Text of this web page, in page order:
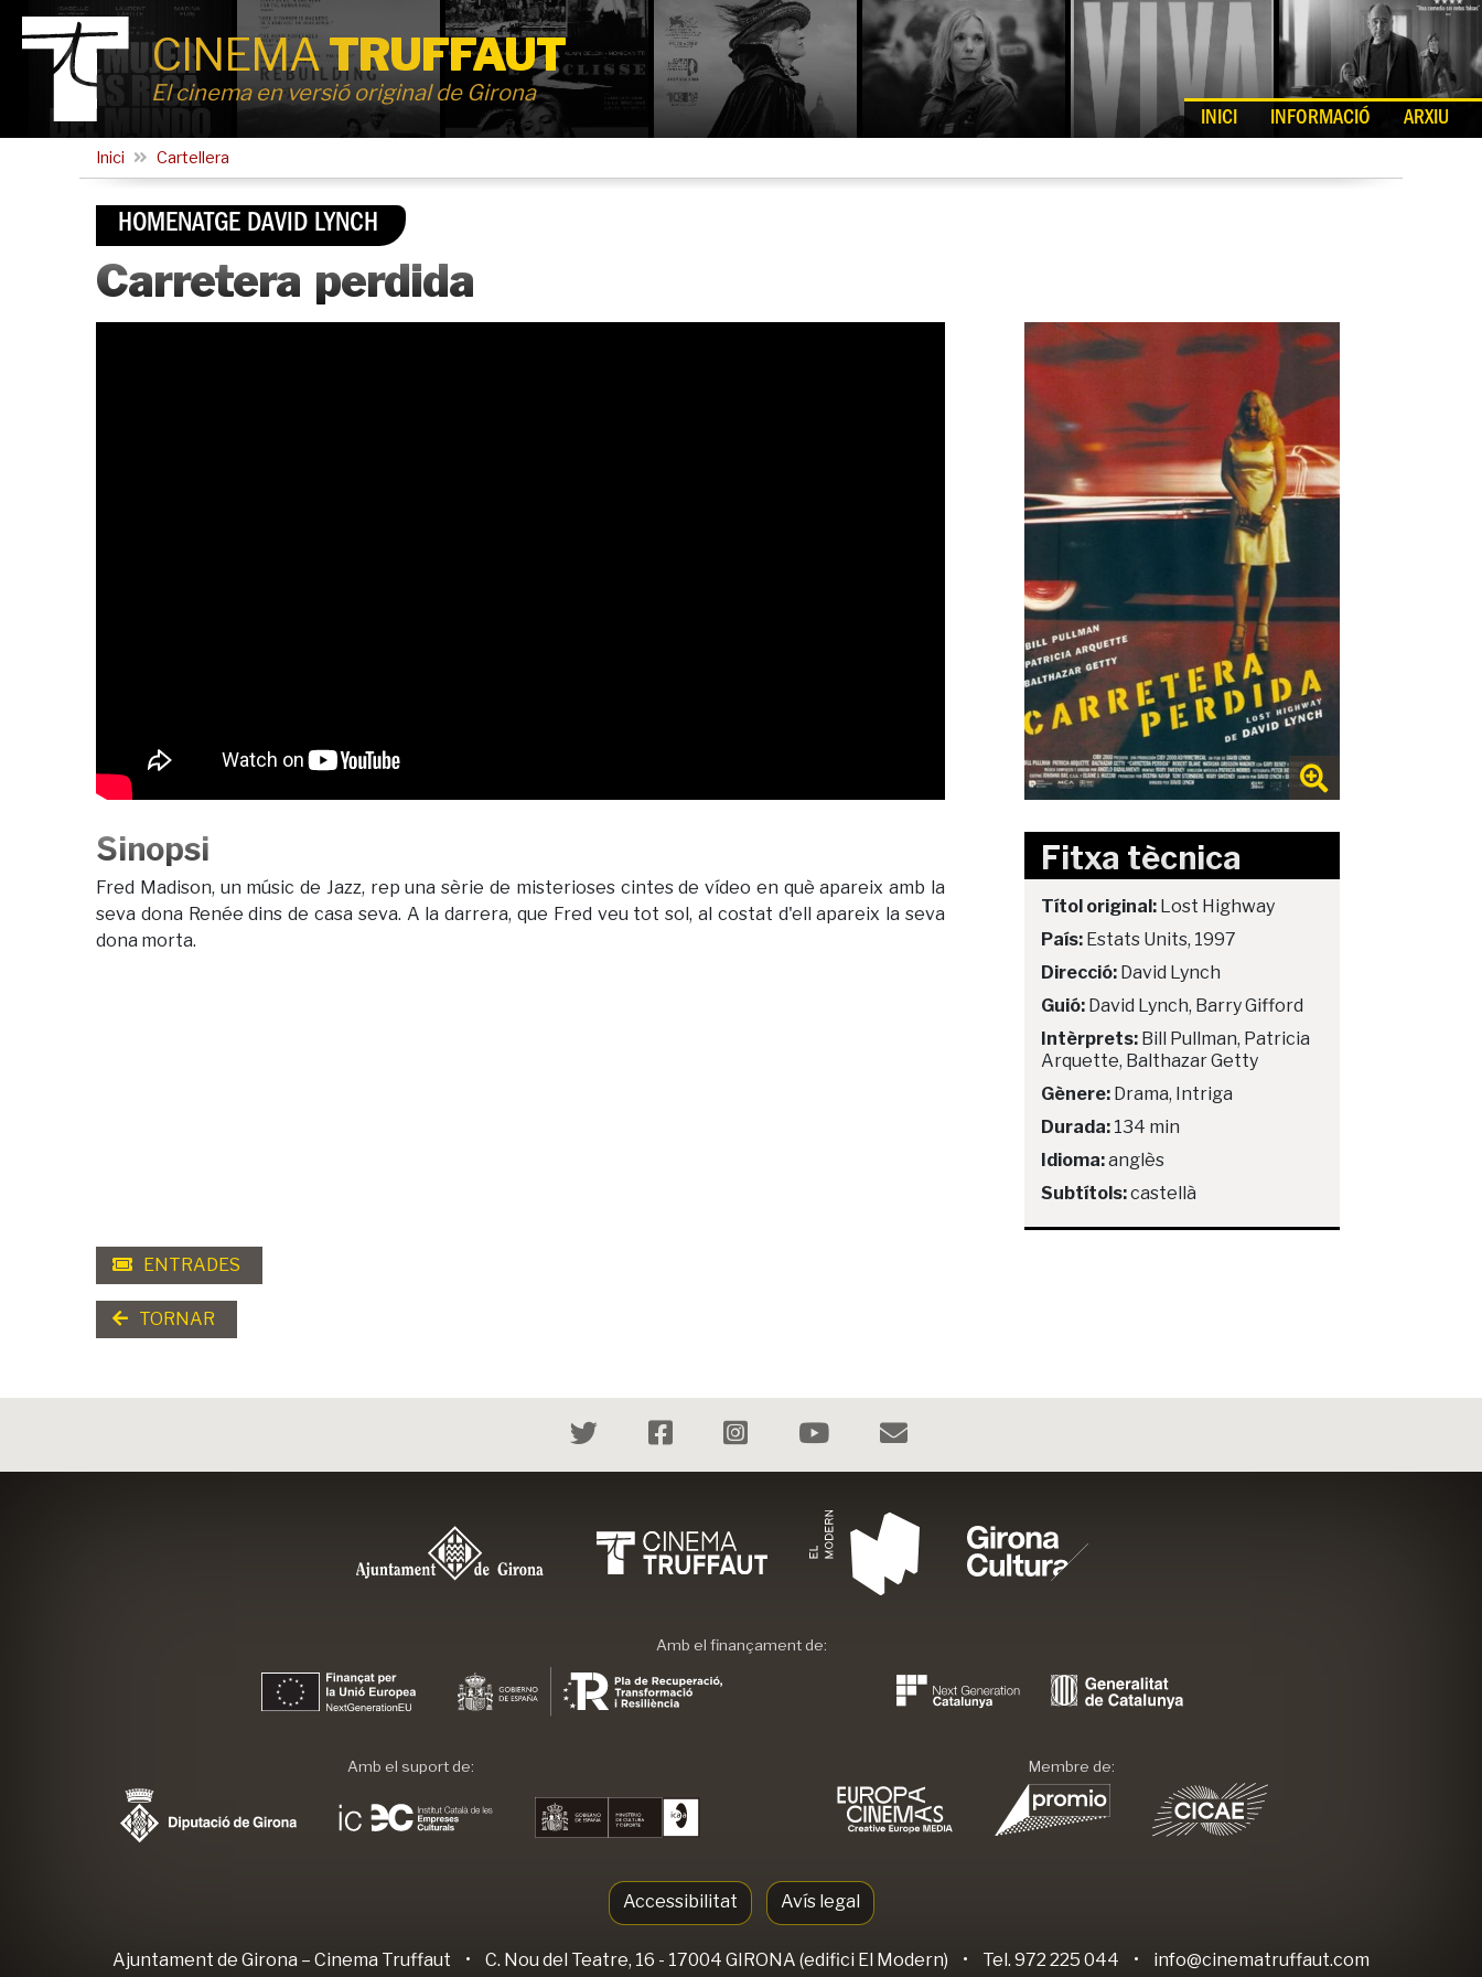
CINEMATRUFFAUT
El cinema en versió original de Girona
INICI INFORMACIÓ ARXIU
Inici Cartellera
HOMENATGE DAVID LYNCH
Carretera perdida
Sinopsi
Fred Madison, un músic de Jazz, rep una sèrie de misterioses cintes de vídeo en què apareix amb la
seva dona Renée dins de casa seva. A la darrera, que Fred veu tot sol, al costat d'ell apareix la seva
dona morta.
Fitxa tècnica
Títol original: Lost Highway
País: Estats Units, 1997
Direcció: David Lynch
Guió: David Lynch, Barry Gifford
Intèrprets: Bill Pullman, Patricia
Arquette, Balthazar Getty
Gènere: Drama, Intriga
Durada: 134 min
Idioma:anglès
Subtítols:castellà
ENTRADES
TORNAR
Amb el finançament de:
Amb el suport de: Membre de:
Accessibilitat Avís legal
Ajuntament de Girona – Cinema Truffaut • C. Nou del Teatre, 16 - 17004 GIRONA (edifici El Modern) • Tel. 972 225 044 • info@cinematruffaut.com